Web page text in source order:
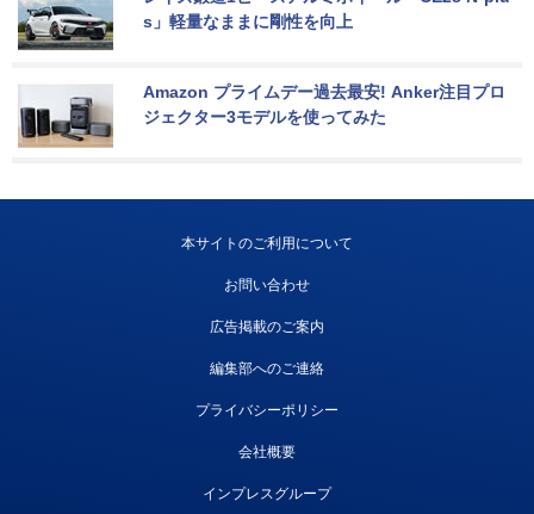
s」軽量なままに剛性を向上
Amazon プライムデー過去最安! Anker注目プロ
ジェクター3モデルを使ってみた
本サイトのご利用について
お問い合わせ
広告掲載のご案内
編集部へのご連絡
プライバシーポリシー
会社概要
インプレスグループ